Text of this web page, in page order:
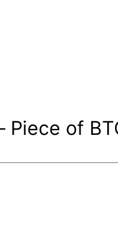
Piece of